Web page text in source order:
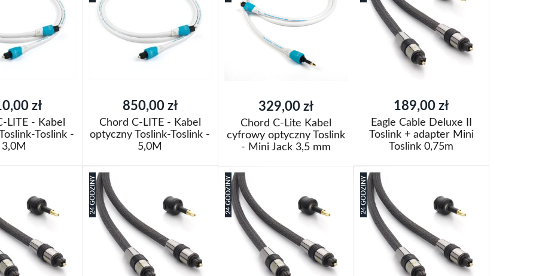
życzeń
listy
życzeń
listy
życzeń
zł
LITE - Kabel
Toslink -
3,0M
850,00 zł
Chord C-LITE - Kabel
optyczny Toslink-Toslink -
5,0M
Dodaj
do
listy
życzeń
Porównaj
329,00 zł
Chord C-Lite Kabel
cyfrowy optyczny Toslink
- Mini Jack 3,5 mm
Dodaj do koszyka
Dodaj
do
listy
życzeń
Porównaj
189,00 zł
Eagle Cable Deluxe II
Toslink + adapter Mini
Toslink 0,75m
Dodaj
do
listy
życzeń
Porównaj
24 GODZINY 24 GODZINY 24 GODZINY